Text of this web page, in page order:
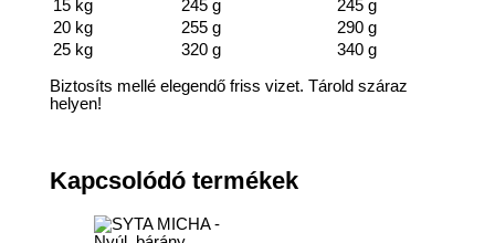
15 kg
245 g
245 g
20 kg
255 g
290 g
25 kg
320 g 340 g
Biztosíts mellé elegendő friss vizet. Tárold száraz
helyen!
Kapcsolódó termékek